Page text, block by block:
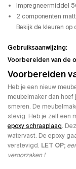
Impregneermiddel
2 componenten
Bekijk de kleuren op
Gebruiksaanwijzing:
Voorbereiden van de
Voorbereiden
Heb je een nieuw
meubelmaker dan
smeren. De
stevig. Heb je zelf een
epoxy schraaplaag.
watervast. De epoxy
verstevigd. LET OP;
veroorzaken !